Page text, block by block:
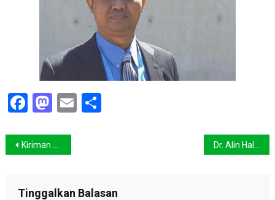
Facebook
Mastodon
EmailShare
Navigasi
Kiriman Sampah Plastik dari AS, Indonesia Wajib Patuhi Aturan Baru Basel
Tinggalkan Balasan